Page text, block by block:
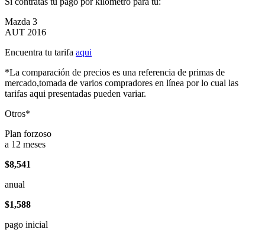
Mazda 3
AUT 2016
Encuentra tu tarifa aqui
*La comparación de precios es una referencia de primas de
mercado,tomada de varios compradores en línea por lo cual las
tarifas aqui presentadas pueden variar.
Otros*
Plan forzoso
a 12 meses
$8,541
anual
$1,588
pago inicial